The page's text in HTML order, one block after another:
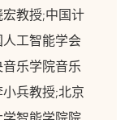
教授;中国计
工智能学会
乐学院音乐
兵教授;北京